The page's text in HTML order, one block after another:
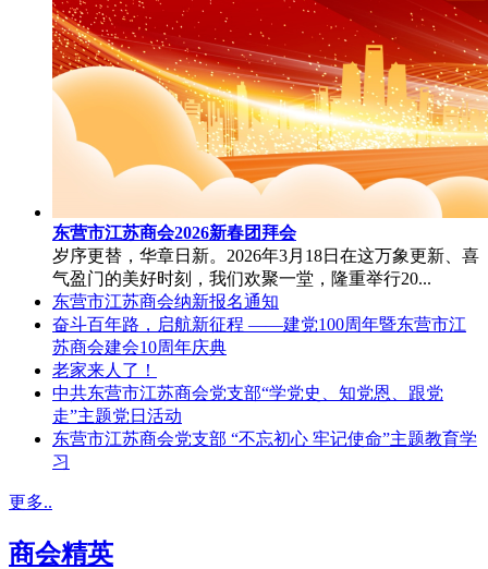
东营市江苏商会2026新春团拜会
岁序更替，华章日新。2026年3月18日在这万象更新、喜
气盈门的美好时刻，我们欢聚一堂，隆重举行20...
东营市江苏商会纳新报名通知
奋斗百年路，启航新征程 ——建党100周年暨东营市江
苏商会建会10周年庆典
老家来人了！
中共东营市江苏商会党支部“学党史、知党恩、跟党
走”主题党日活动
东营市江苏商会党支部 “不忘初心 牢记使命”主题教育学
习
更多..
商会精英